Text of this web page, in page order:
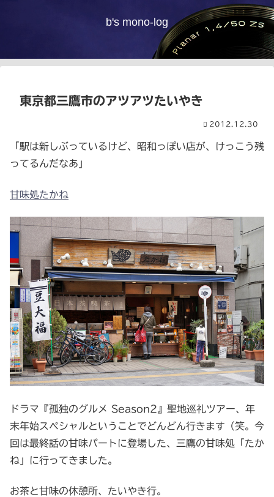
b's mono-log
東京都三鷹市のアツアツたいやき
2012.12.30
「駅は新しぶっているけど、昭和っぽい店が、けっこう残
ってるんだなあ」
甘味処たかね
ドラマ『孤独のグルメ Season2』聖地巡礼ツアー、年
末年始スペシャルということでどんどん行きます（笑。今
回は最終話の甘味パートに登場した、三鷹の甘味処「たか
ね」に行ってきました。
お茶と甘味の休憩所、たいやき行。